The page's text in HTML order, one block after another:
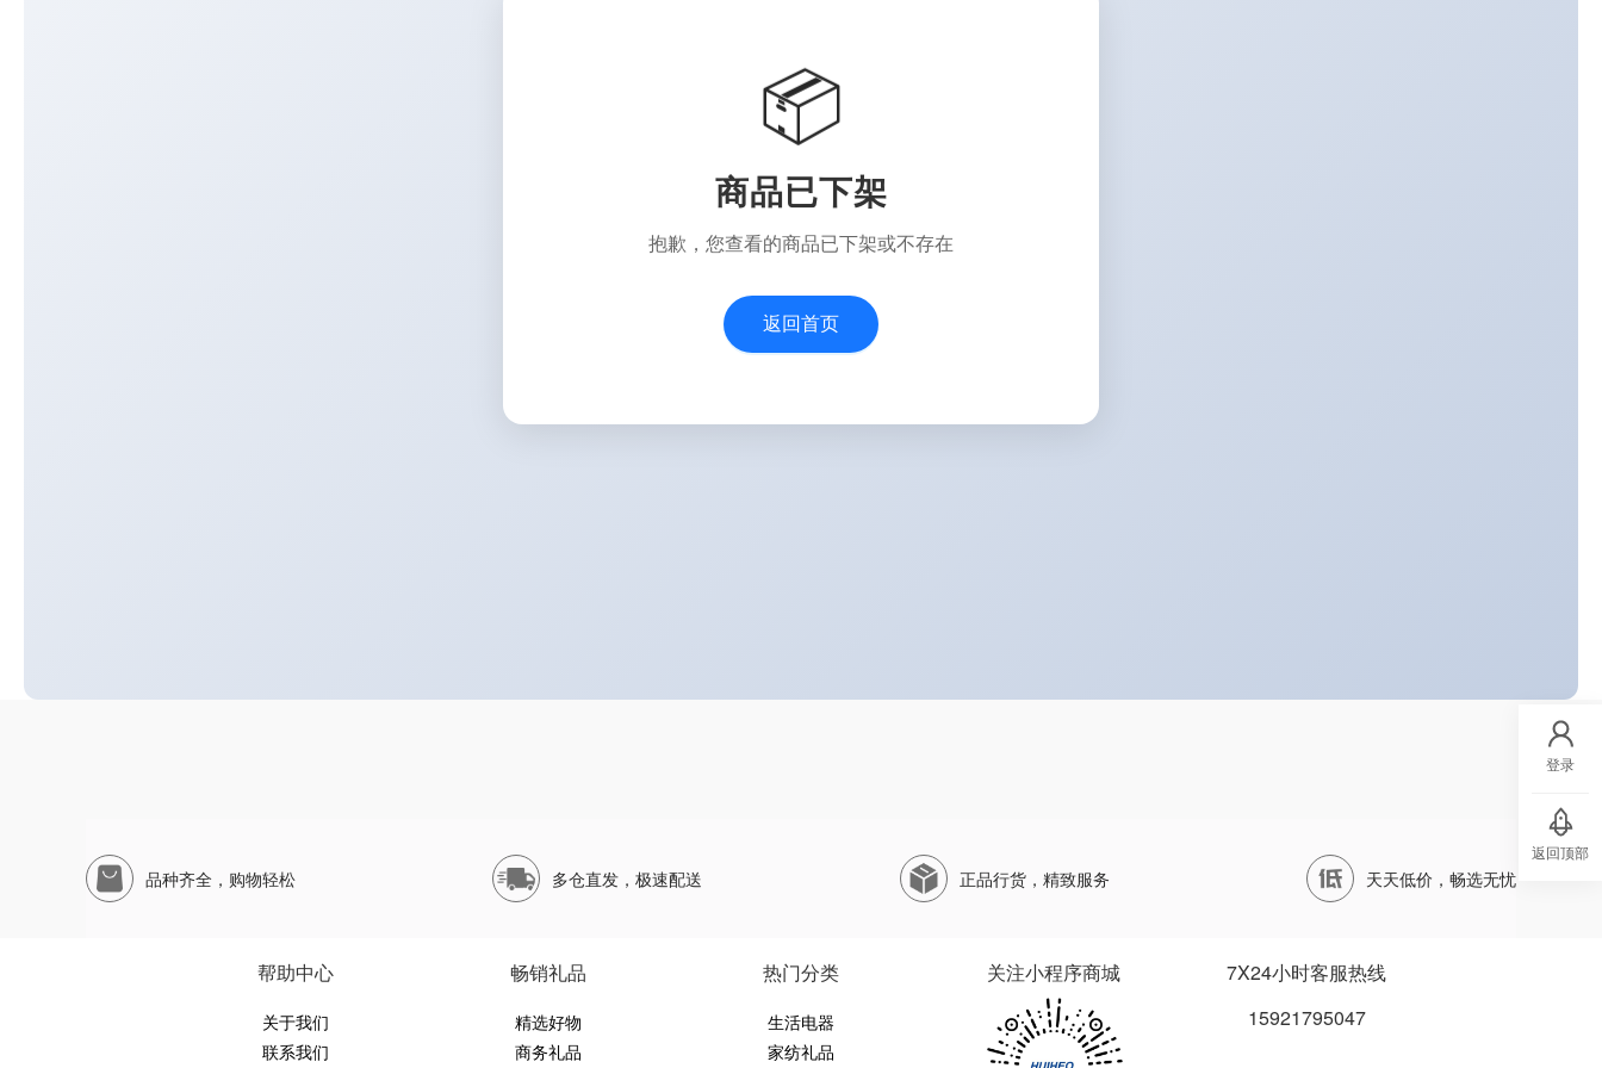
📦
商品已下架
抱歉，您查看的商品已下架或不存在
返回首页
品种齐全，购物轻松 多仓直发，极速配送 正品行货，精致服务 天天低价，畅选无忧
帮助中心
关于我们
联系我们
畅销礼品
精选好物
商务礼品
热门分类
生活电器
家纺礼品
关注小程序商城
7X24小时客服热线
15921795047
登录
返回顶部